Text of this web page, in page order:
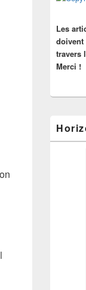
latérale
Les
doivent
travers
Merci !